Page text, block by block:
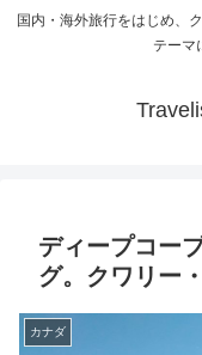
国内・海外旅行をはじめ、
テーマ
ディープコー
グ。クワリー
カナダ